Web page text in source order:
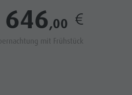
646,00
mit Frühstück